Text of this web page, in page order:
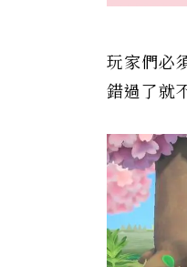
玩家們必
錯過了就